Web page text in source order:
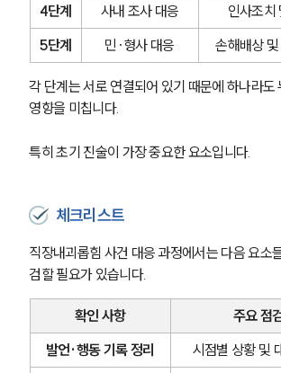
4단계
사내 조사 대응
인사조치
5단계
민·형사 대응 손해배상
각 단계는 서로 연결되어 있기 때문에 하나라도
영향을 미칩니다.
특히 초기 진술이 가장 중요한 요소입니다.
체크리스트
직장내괴롭힘 사건 대응 과정에서는 다음 요소
검할 필요가 있습니다.
확인 사항
주요 점
발언·행동 기록 정리
시점별 상황 및